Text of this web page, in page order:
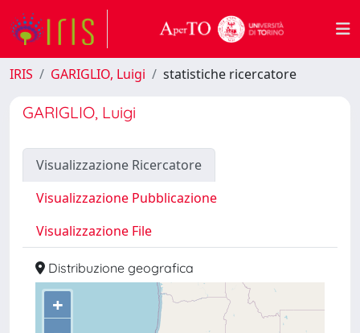
IRIS GARIGLIO, Luigi statistiche ricercatore
GARIGLIO, Luigi
Visualizzazione Ricercatore
Visualizzazione Pubblicazione
Visualizzazione File
Distribuzione geografica
+